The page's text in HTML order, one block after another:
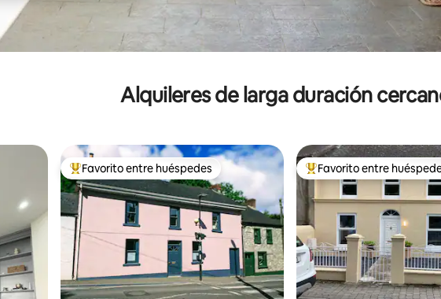
Alquileres de larga duración
Favorito entre los huéspedes más destacados
Favorito entre huéspedes Favorito entre los
Favorito entre